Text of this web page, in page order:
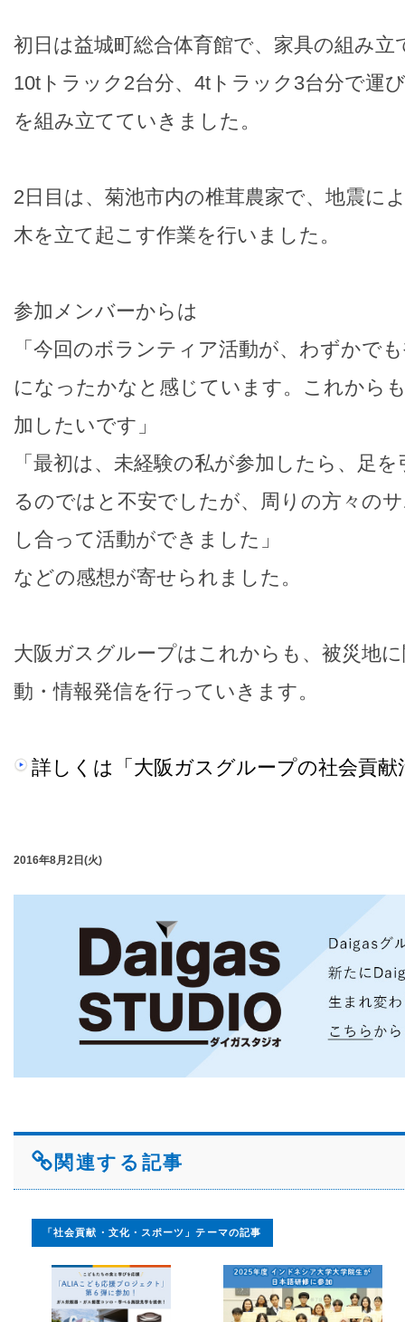
初日は益城町総合体育館で、家具の組み立
10tトラック2台分、4tトラック3台分で運
を組み立てていきました。
2日目は、菊池市内の椎茸農家で、地震に
木を立て起こす作業を行いました。
参加メンバーからは
「今回のボランティア活動が、わずかで
になったかなと感じています。これから
加したいです」
「最初は、未経験の私が参加したら、足
るのではと不安でしたが、周りの方々の
し合って活動ができました」
などの感想が寄せられました。
大阪ガスグループはこれからも、被災地
動・情報発信を行っていきます。
詳しくは「大阪ガスグループの社会貢献
2016年8月2日(火)
関連する記事
「社会貢献・文化・スポーツ」テーマの記事